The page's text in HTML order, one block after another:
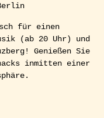
für einen
(ab 20 Uhr) und
Genießen Sie
inmitten einer